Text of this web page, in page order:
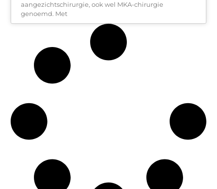
aangezichtschirurgie, ook wel MKA-chirurgie
genoemd. Met